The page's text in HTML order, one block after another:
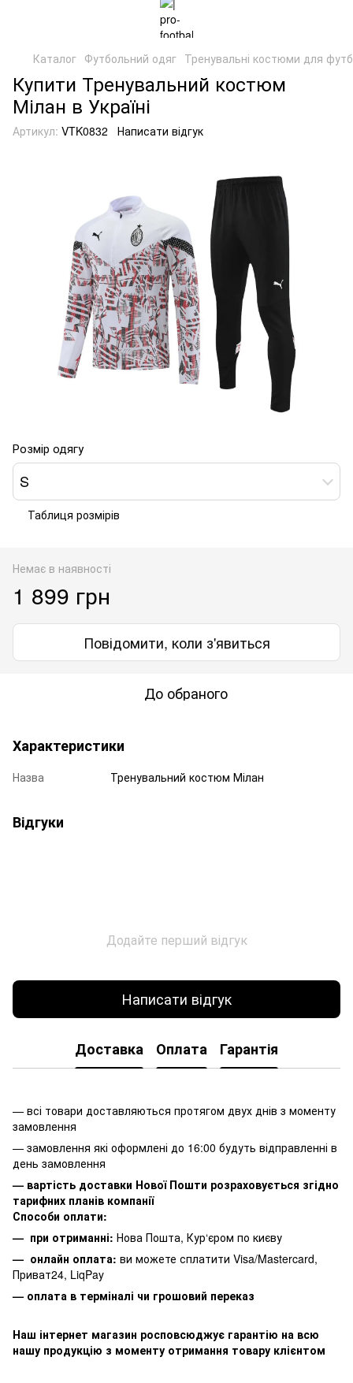
Каталог Футбольний одяг Тренувальні костюми для
Купити Тренувальний костюм
Мілан в Україні
Артикул: VTK0832 Написати відгук
Розмір одягу
S
Таблиця розмірів
Немає в наявності
1 899 грн
Повідомити, коли з'явиться
До обраного
Характеристики
Назва Тренувальний костюм Мілан
Відгуки
Додайте перший відгук
Написати відгук
Доставка Оплата Гарантія
— всі товари доставляються протягом двух днів з моменту
замовлення
— замовлення які оформлені до 16:00 будуть відправленні в
день замовлення
— вартість доставки Нової Пошти розраховується згідно
тарифних планів компанії
Способи оплати:
— при отриманні: Нова Пошта, Кур‘єром по києву
— онлайн оплата: ви можете сплатити Visa/Mastercard,
Приват24, LiqPay
— оплата в терміналі чи грошовий переказ
Наш інтернет магазин росповсюджує гарантію на всю
нашу продукцію з моменту отримання товару клієнтом